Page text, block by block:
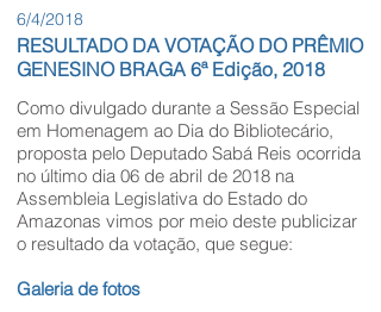
6/4/2018
RESULTADO DA VOTAÇÃO DO PRÊMIO
GENESINO BRAGA 6ª Edição, 2018
Como divulgado durante a Sessão Especial
em Homenagem ao Dia do Bibliotecário,
proposta pelo Deputado Sabá Reis ocorrida
no último dia 06 de abril de 2018 na
Assembleia Legislativa do Estado do
Amazonas vimos por meio deste publicizar
o resultado da votação, que segue:
Galeria de fotos